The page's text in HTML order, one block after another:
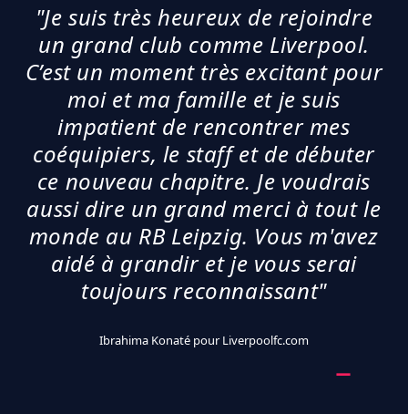
"Je suis très heureux de rejoindre
un grand club comme Liverpool.
C’est un moment très excitant pour
moi et ma famille et je suis
impatient de rencontrer mes
coéquipiers, le staff et de débuter
ce nouveau chapitre. Je voudrais
aussi dire un grand merci à tout le
monde au RB Leipzig. Vous m'avez
aidé à grandir et je vous serai
toujours reconnaissant"
Ibrahima Konaté pour Liverpoolfc.com